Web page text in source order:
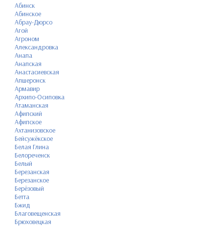
Абинск
Абинское
Абрау-Дюрсо
Агой
Агроном
Александровка
Анапа
Анапская
Анастасиевская
Апшеронск
Армавир
Архипо-Осиповка
Атаманская
Афипский
Афипское
Ахтанизовское
Бейсужёкское
Белая Глина
Белореченск
Белый
Березанская
Березанское
Берёзовый
Бетта
Бжид
Благовещенская
Брюховецкая